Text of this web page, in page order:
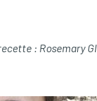
: Rosemary